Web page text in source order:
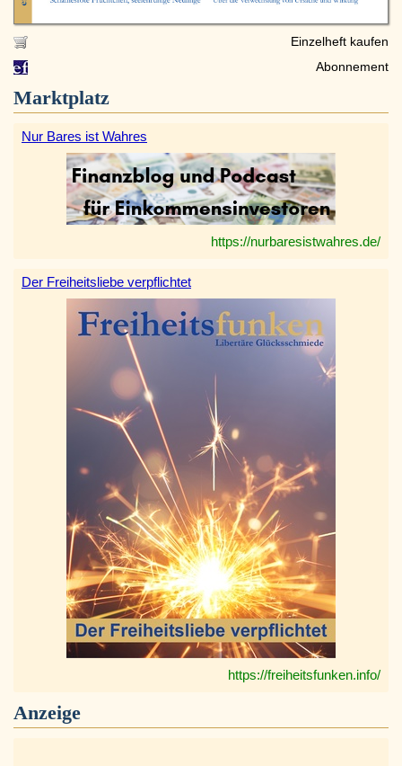
Einzelheft kaufen
Abonnement
Marktplatz
Nur Bares ist Wahres
https://nurbaresistwahres.de/
Der Freiheitsliebe verpflichtet
https://freiheitsfunken.info/
Anzeige